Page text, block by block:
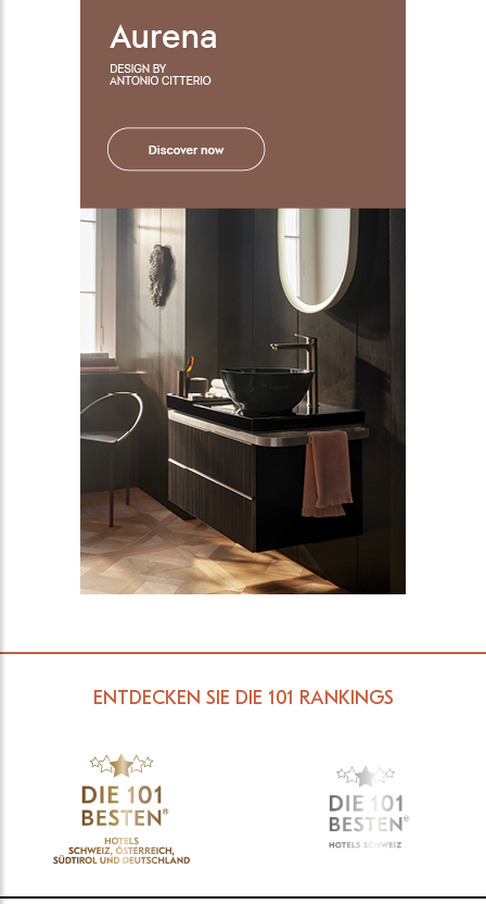
ENTDECKEN SIE DIE 101 RANKINGS